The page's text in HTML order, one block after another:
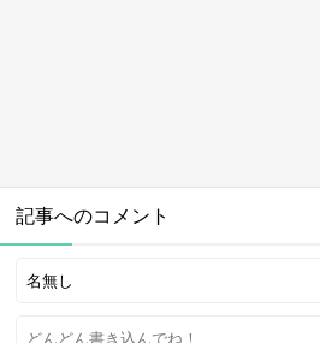
記事へのコメント